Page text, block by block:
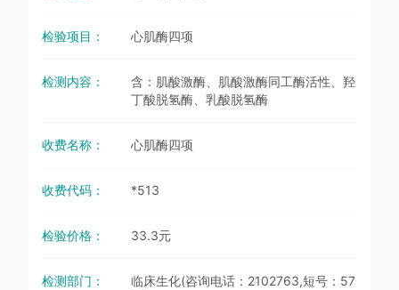
检验项目： 心肌酶四项
检测内容：
含：肌酸激酶、肌酸激酶同工酶活性、羟
丁酸脱氢酶、乳酸脱氢酶
收费名称： 心肌酶四项
收费代码： *513
检验价格： 33.3元
检测部门：
临床生化(咨询电话：2102763,短号：57